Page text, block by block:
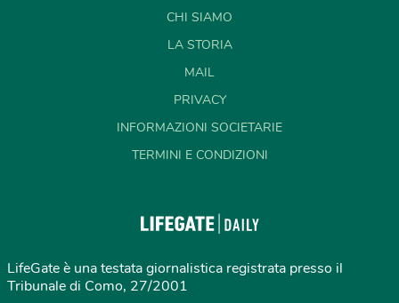
CHI SIAMO
LA STORIA
MAIL
PRIVACY
INFORMAZIONI SOCIETARIE
TERMINI E CONDIZIONI
LifeGate è una testata giornalistica registrata presso il
Tribunale di Como, 27/2001